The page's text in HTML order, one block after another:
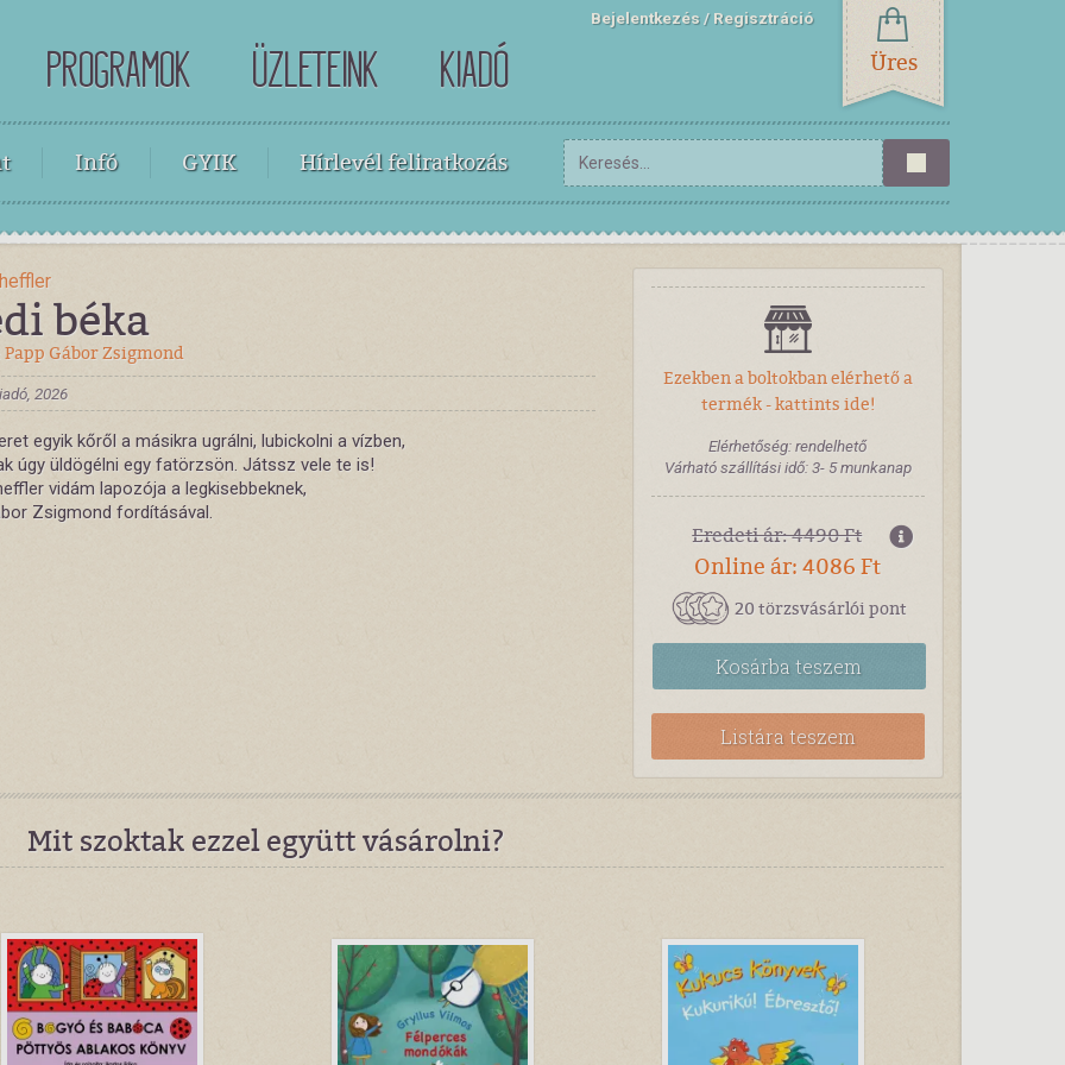
PROGRAMOK ÜZLETEINK KIADÓ
Bejelentkezés Regisztráció
Üres
Infó GYIK Hírlevél feliratkozás
béka
Papp Gábor Zsigmond
2026
egyik kőről a másikra ugrálni, lubickolni a vízben,
úgy üldögélni egy fatörzsön. Játssz vele te is!
vidám lapozója a legkisebbeknek,
Zsigmond fordításával.
Ezekben a boltokban elérhető a
termék - kattints ide!
Elérhetőség: rendelhető
Várható szállítási idő: 3- 5 munkanap
Eredeti ár: 4490 Ft
Online ár: 4086 Ft
20 törzsvásárlói pont
Kosárbateszem
Listára teszem
Mit szoktak ezzel együtt vásárolni?